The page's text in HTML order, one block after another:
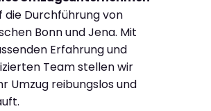
die Durchführung von
Bonn und Jena. Mit
Erfahrung und
Team stellen wir
Umzug reibungslos und